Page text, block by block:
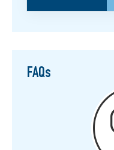
FAQs